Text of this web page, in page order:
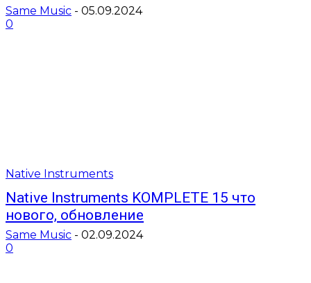
Same Music - 05.09.2024
0
Native Instruments
Native Instruments KOMPLETE 15 что
нового, обновление
Same Music - 02.09.2024
0